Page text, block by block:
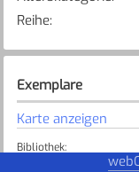
Reihe:
Exemplare
Karte anzeigen
Bibliothek: